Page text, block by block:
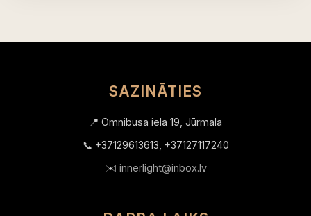
SAZINĀTIES
📍 Omnibusa iela 19, Jūrmala
📞 +37129613613, +37127117240
✉️ innerlight@inbox.lv